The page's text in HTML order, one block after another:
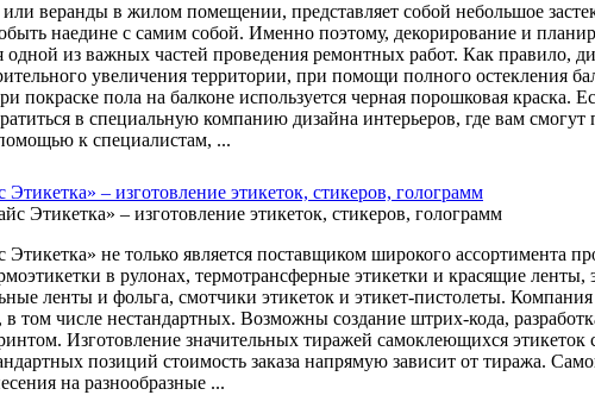
веранды в жилом помещении, представляет собой небольшое
наедине с самим собой. Именно поэтому, декорирование и
одной из важных частей проведения ремонтных работ. Как правило,
увеличения территории, при помощи полного остекления
покраске пола на балконе используется черная порошковая краска.
в специальную компанию дизайна интерьеров, где вам
к специалистам, ...
– изготовление этикеток, стикеров, голограмм
не только является поставщиком широкого ассортимента
в рулонах, термотрансферные этикетки и красящие
ленты и фольга, смотчики этикеток и этикет-пистолеты.
том числе нестандартных. Возможны создание штрих-кода,
Изготовление значительных тиражей самоклеющихся этикеток
позиций стоимость заказа напрямую зависит от тиража.
на разнообразные ...